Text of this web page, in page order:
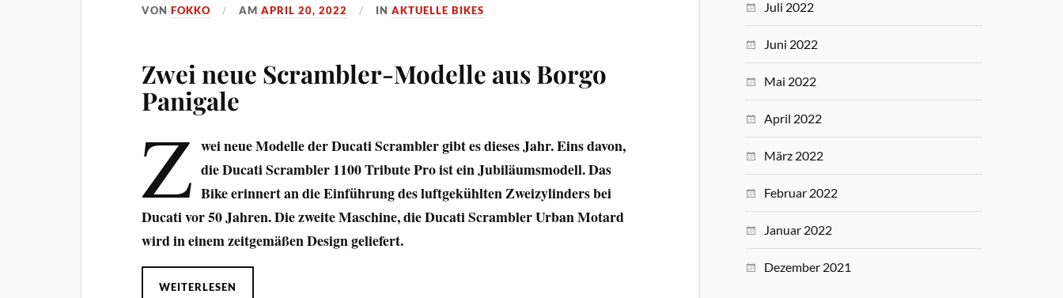
VONFOKKO AMAPRIL 20, 2022 INAKTUELLE BIKES
Zwei neue Scrambler-Modelle aus Borgo
Panigale
Z wei neue Modelle der Ducati Scrambler gibt es dieses Jahr. Eins davon,
die Ducati Scrambler 1100 Tribute Pro ist ein Jubiläumsmodell. Das
Bike erinnert an die Einführung des luftgekühlten Zweizylinders bei
Ducati vor 50 Jahren. Die zweite Maschine, die Ducati Scrambler Urban Motard
wird in einem zeitgemäßen Design geliefert.
WEITERLESEN
Juli 2022
Juni 2022
Mai 2022
April 2022
März 2022
Februar 2022
Januar 2022
Dezember 2021